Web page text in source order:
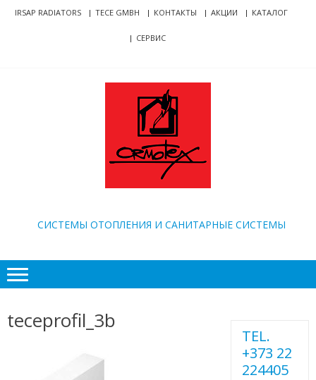
Skip
SkipIRSAP RADIATORS TECE GMBH КОНТАКТЫ АКЦИИ КАТАЛОГ
СЕРВИС
CИСТЕМЫ ОТОПЛЕНИЯ И САНИТАРНЫЕ СИСТЕМЫ
teceprofil_3b
TEL.
+373 22
224405